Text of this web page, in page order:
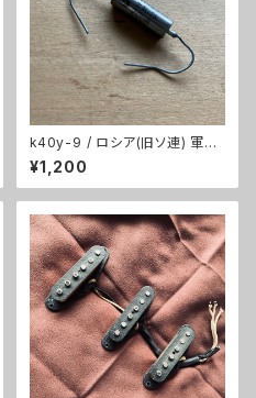
k40y-9 / ロシア(旧ソ連) 軍用
コンデンサ 1個【0.01μF/200V/
PIO ペーパーインオイル/旧ソ
連/80年代】
¥1,200